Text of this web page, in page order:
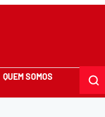
QUEM SOMOS